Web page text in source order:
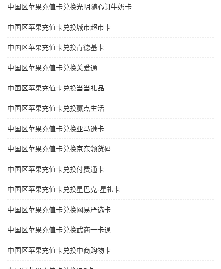
中国区苹果充值卡兑换光明随心订牛奶卡
中国区苹果充值卡兑换城市超市卡
中国区苹果充值卡兑换肯德基卡
中国区苹果充值卡兑换关爱通
中国区苹果充值卡兑换当当礼品
中国区苹果充值卡兑换赢点生活
中国区苹果充值卡兑换亚马逊卡
中国区苹果充值卡兑换京东领货码
中国区苹果充值卡兑换付费通卡
中国区苹果充值卡兑换星巴克-星礼卡
中国区苹果充值卡兑换网易严选卡
中国区苹果充值卡兑换武商一卡通
中国区苹果充值卡兑换中商购物卡